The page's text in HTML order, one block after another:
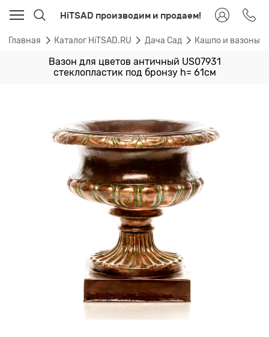
HiTSAD производим и продаем!
Главная Каталог HiTSAD.RU Дача Сад Кашпо и вазоны
Вазон для цветов античный US07931
стеклопластик под бронзу h= 61см